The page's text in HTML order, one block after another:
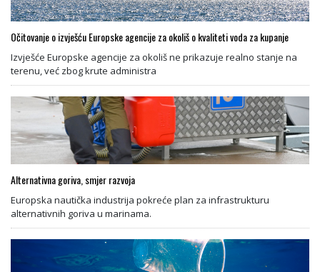
Očitovanje o izvješću Europske agencije za okoliš o kvaliteti voda za kupanje
Izvješće Europske agencije za okoliš ne prikazuje realno stanje na
terenu, već zbog krute administra
Alternativna goriva, smjer razvoja
Europska nautička industrija pokreće plan za infrastrukturu
alternativnih goriva u marinama.